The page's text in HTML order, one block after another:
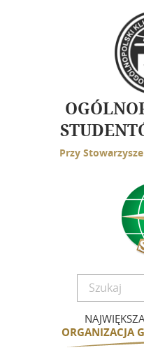
Przy
ORGANIZACJA
Rys